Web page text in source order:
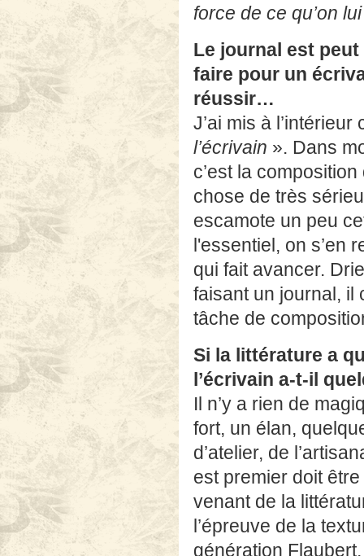
force de ce qu’on
Le journal est
faire pour un
réussir…
J’ai mis à
l’écrivain ». Dans
c’est la
chose de très
escamote un peu
l'essentiel, on s’en
qui fait avancer.
faisant un journal, il
tâche de
Si la littérature a
l’écrivain a-t-il
Il n’y a rien de
fort, un élan,
d’atelier, de
est premier doit
venant de la
l’épreuve de la
génération